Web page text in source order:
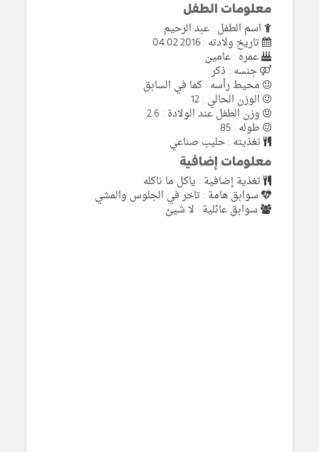
معلومات الطفل
اسم الطفل : عبد الرحيم
تاريخ ولادته : 04.02.2016
عمره : عامين
جنسه : ذكر
محيط رأسه : كما في السابق
الوزن الحالي : 12
وزن الطفل عند الولادة : 2.6
طوله : 85
تغذيته : حليب صناعي
معلومات إضافية
تغذية إضافية : ياكل ما ناكله
سوابق هامة : تاخر في الجلوس والمشي
سوابق عائلية : لا شيئ